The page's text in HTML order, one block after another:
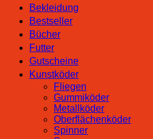
Bekleidung
Bestseller
Bücher
Futter
Gutscheine
Kunstköder
Fliegen
Gummiköder
Metallköder
Oberflächenköder
Spinner